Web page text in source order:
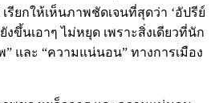
ยกให้เห็นภาพชัดเจนที่สุดว่า ‘อัปรีย์
ขึ้นเอาๆ ไม่หยุด เพราะสิ่งเดียวที่นัก
และ “ความแน่นอน” ทางการเมือง